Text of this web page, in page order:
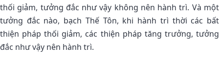
thối giảm, tưởng đắc như vậy không nên hành trì. Và một
tưởng đắc nào, bạch Thế Tôn, khi hành trì thời các bất
thiện pháp thối giảm, các thiện pháp tăng trưởng, tưởng
đắc như vậy nên hành trì.